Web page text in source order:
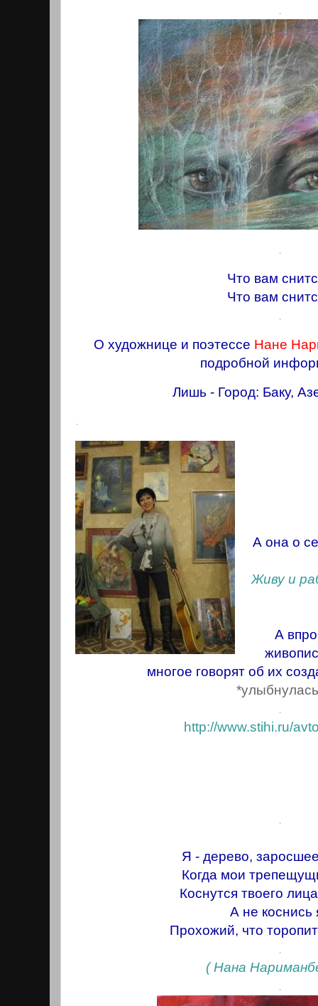
.
.
Что вам
Что вам
.
О художнице и поэтессе Нане
подробной
Лишь - Город: Баку,
.
А она о
Живу и
А
многое говорят об их
.
http://www.stihi.ru/
.
Я - дерево,
Когда мои
Коснутся твоего
А не коснись
Прохожий, что
.
( Нана
.